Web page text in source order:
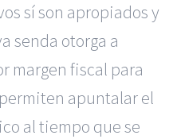
sí son apropiados y
senda otorga a
margen fiscal para
apuntalar el
al tiempo que se